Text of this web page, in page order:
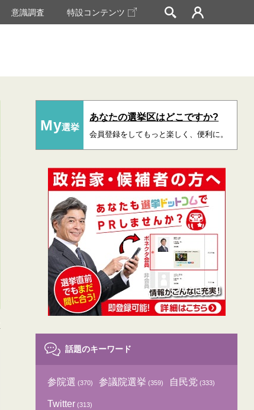
意識調査 特設コンテンツ
My選挙
あなたの選挙区はどこですか?
会員登録をしてもっと楽しく、便利に。
話題のキーワード
参院選 (370) 参議院選挙 (359) 自民党 (333)
Twitter (313)